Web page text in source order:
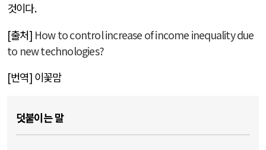
것이다.
[출처] How to control increase of income inequality due
to new technologies?
[번역] 이꽃맘
덧붙이는 말